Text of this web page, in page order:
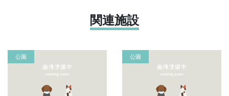
関連施設
公園 公園